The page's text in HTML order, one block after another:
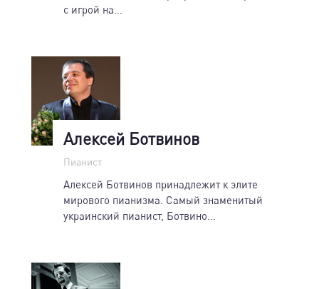
с игрой на...
Алексей Ботвинов
Пианист
Алексей Ботвинов принадлежит к элите
мирового пианизма. Самый знаменитый
украинский пианист, Ботвино...